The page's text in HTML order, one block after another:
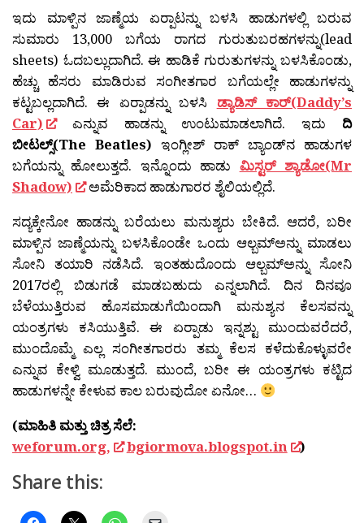
ಇದು ಮಾಳ್ಪಿನ ಜಾಣ್ಮೆಯ ಏರ್‍ಪಾಟನ್ನು ಬಳಸಿ ಹಾಡುಗಳಲ್ಲಿ ಬರುವ
ಸುಮಾರು 13,000 ಬಗೆಯ ರಾಗದ ಗುರುತುಬರಹಗಳನ್ನು(lead
sheets) ಓದಬಲ್ಲುದಾಗಿದೆ. ಈ ಹಾಡಿಕೆ ಗುರುತುಗಳನ್ನು ಬಳಸಿಕೊಂಡು,
ಹೆಚ್ಚು ಹೆಸರು ಮಾಡಿರುವ ಸಂಗೀತಗಾರ ಬಗೆಯಲ್ಲೇ ಹಾಡುಗಳನ್ನು
ಕಟ್ಟಬಲ್ಲದಾಗಿದೆ. ಈ ಏರ‍್ಪಾಡನ್ನು ಬಳಸಿ ಡ್ಯಾಡಿಸ್ ಕಾರ‍್(Daddy’s
Car)
ಎನ್ನುವ ಹಾಡನ್ನು ಉಂಟುಮಾಡಲಾಗಿದೆ. ಇದು ದಿ
ಬೀಟಲ್ಸ್(The Beatles) ಇಂಗ್ಲೀಶ್ ರಾಕ್ ಬ್ಯಾಂಡ್‍ನ ಹಾಡುಗಳ
ಬಗೆಯನ್ನು ಹೋಲುತ್ತದೆ. ಇನ್ನೊಂದು ಹಾಡು ಮಿಸ್ಟರ್ ಶ್ಯಾಡೋ(Mr
Shadow)
ಅಮೆರಿಕಾದ ಹಾಡುಗಾರರ ಶೈಲಿಯಲ್ಲಿದೆ.
ಸದ್ಯಕ್ಕೇನೋ ಹಾಡನ್ನು ಬರೆಯಲು ಮನುಶ್ಯರು ಬೇಕಿದೆ. ಆದರೆ, ಬರೀ
ಮಾಳ್ಪಿನ ಜಾಣ್ಮೆಯನ್ನು ಬಳಸಿಕೊಂಡೇ ಒಂದು ಆಲ್ಬಮ್‍ಅನ್ನು ಮಾಡಲು
ಸೋನಿ ತಯಾರಿ ನಡೆಸಿದೆ. ಇಂತಹುದೊಂದು ಆಲ್ಬಮ್‍ಅನ್ನು ಸೋನಿ
2017ರಲ್ಲಿ ಬಿಡುಗಡೆ ಮಾಡಬಹುದು ಎನ್ನಲಾಗಿದೆ. ದಿನ ದಿನವೂ
ಬೆಳೆಯುತ್ತಿರುವ ಹೊಸಮಾಡುಗೆಯಿಂದಾಗಿ ಮನುಶ್ಯನ ಕೆಲಸವನ್ನು
ಯಂತ್ರಗಳು ಕಸಿಯುತ್ತಿವೆ. ಈ ಏರ‍್ಪಾಡು ಇನ್ನಶ್ಟು ಮುಂದುವರೆದರೆ,
ಮುಂದೊಮ್ಮೆ ಎಲ್ಲ ಸಂಗೀತಗಾರರು ತಮ್ಮ ಕೆಲಸ ಕಳೆದುಕೊಳ್ಳುವರೇ
ಎನ್ನುವ ಕೇಳ್ವಿ ಮೂಡುತ್ತದೆ. ಮುಂದೆ, ಬರೀ ಈ ಯಂತ್ರಗಳು ಕಟ್ಟಿದ
ಹಾಡುಗಳನ್ನೇ ಕೇಳುವ ಕಾಲ ಬರುವುದೋ ಏನೋ…
(ಮಾಹಿತಿ ಮತ್ತು ಚಿತ್ರ ಸೆಲೆ:
weforum.org,
bgiormova.blogspot.in )
Share this: